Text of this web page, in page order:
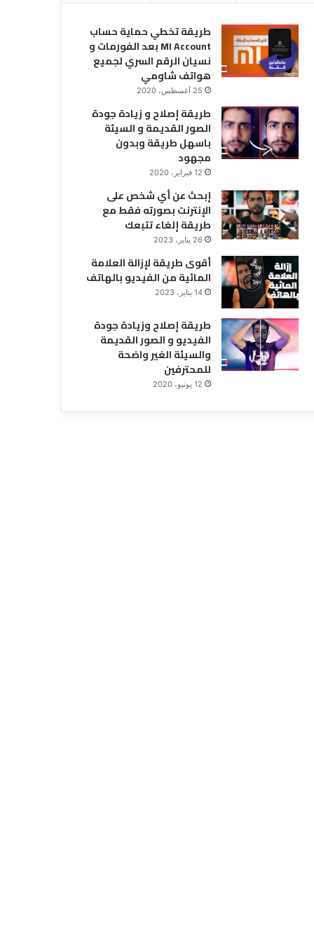
طريقة تخطي حماية حساب
MI Account بعد الفورمات و
نسيان الرقم السري لجميع
هواتف شاومي
25 أغسطس، 2020
طريقة إصلاح و زيادة جودة
الصور القديمة و السيئة
باسهل طريقة وبدون
مجهود
12 فبراير، 2020
إبحث عن أي شخص على
الإنترنت بصورته فقط مع
طريقة إلغاء تتبعك
26 يناير، 2023
أقوى طريقة لإزالة العلامة
المائية من الفيديو بالهاتف
14 يناير، 2023
طريقة إصلاح وزيادة جودة
الفيديو و الصور القديمة
والسيئة الغير واضحة
للمحترفين
12 يونيو، 2020